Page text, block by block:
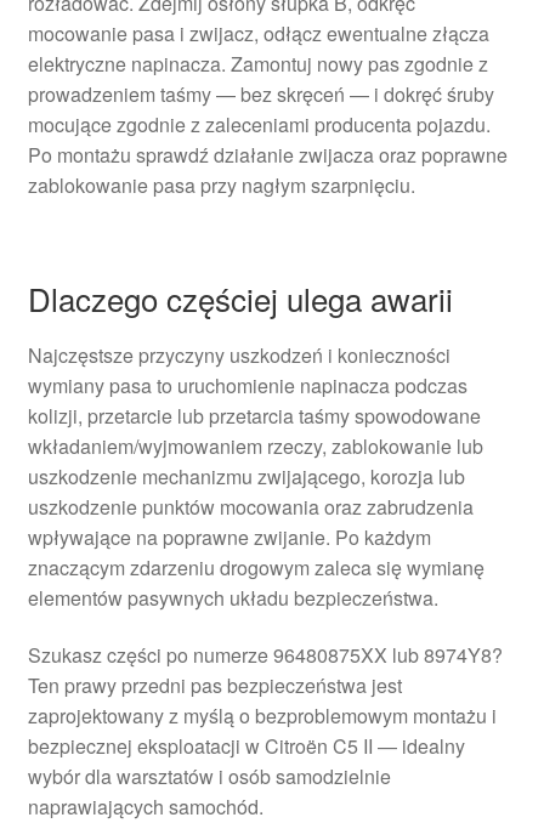
mocowanie pasa i zwijacz, odłącz ewentualne złącza
elektryczne napinacza. Zamontuj nowy pas zgodnie z
prowadzeniem taśmy — bez skręceń — i dokręć śruby
mocujące zgodnie z zaleceniami producenta pojazdu.
Po montażu sprawdź działanie zwijacza oraz poprawne
zablokowanie pasa przy nagłym szarpnięciu.
Dlaczego częściej ulega awarii
Najczęstsze przyczyny uszkodzeń i konieczności
wymiany pasa to uruchomienie napinacza podczas
kolizji, przetarcie lub przetarcia taśmy spowodowane
wkładaniem/wyjmowaniem rzeczy, zablokowanie lub
uszkodzenie mechanizmu zwijającego, korozja lub
uszkodzenie punktów mocowania oraz zabrudzenia
wpływające na poprawne zwijanie. Po każdym
znaczącym zdarzeniu drogowym zaleca się wymianę
elementów pasywnych układu bezpieczeństwa.
Szukasz części po numerze 96480875XX lub 8974Y8?
Ten prawy przedni pas bezpieczeństwa jest
zaprojektowany z myślą o bezproblemowym montażu i
bezpiecznej eksploatacji w Citroën C5 II — idealny
wybór dla warsztatów i osób samodzielnie
naprawiających samochód.